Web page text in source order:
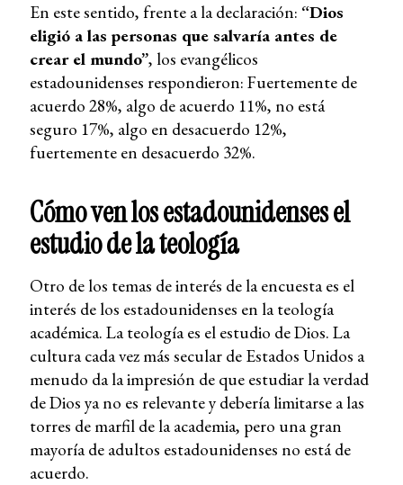
En este sentido, frente a la declaración: “Dios
eligió a las personas que salvaría antes de
crear el mundo”, los evangélicos
estadounidenses respondieron: Fuertemente de
acuerdo 28%, algo de acuerdo 11%, no está
seguro 17%, algo en desacuerdo 12%,
fuertemente en desacuerdo 32%.
Cómo ven los estadounidenses el
estudio de la teología
Otro de los temas de interés de la encuesta es el
interés de los estadounidenses en la teología
académica. La teología es el estudio de Dios. La
cultura cada vez más secular de Estados Unidos a
menudo da la impresión de que estudiar la verdad
de Dios ya no es relevante y debería limitarse a las
torres de marfil de la academia, pero una gran
mayoría de adultos estadounidenses no está de
acuerdo.